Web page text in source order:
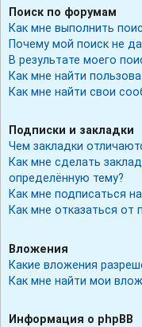
Поиск по форумам
Как мне выполнить
Почему мой поиск не
В результате моего
Как мне найти
Как мне найти свои
Подписки и закладки
Чем закладки
Как мне сделать
определённую тему?
Как мне подписаться
Как мне отказаться от
Вложения
Какие вложения
Как мне найти мои
Информация о phpBB